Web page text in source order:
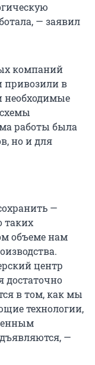
— заявил
компаний
привозили в
необходимые
работы была
но и для
—
таких
объеме нам
центр
достаточно
в том, как мы
технологии,
—